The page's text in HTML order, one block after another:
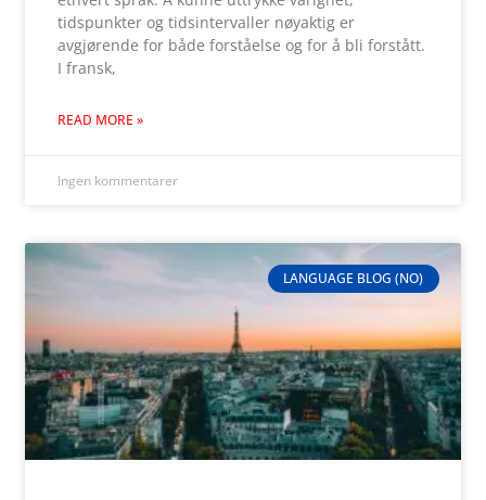
tidspunkter og tidsintervaller nøyaktig er
avgjørende for både forståelse og for å bli forstått.
I fransk,
READ MORE »
Ingen kommentarer
LANGUAGE BLOG (NO)